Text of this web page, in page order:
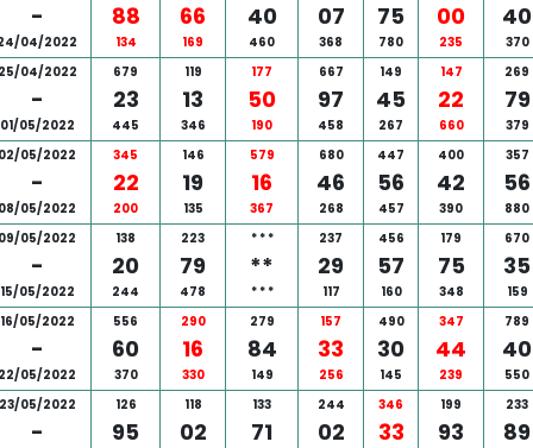
-
04/2022
88
134
66
169
40
460
07
368
75
780
00
235
40
370
04/2022
-
01/05/2022
679
23
445
119
13
346
177
50
190
667
97
458
149
45
267
147
22
660
269
79
379
05/2022
-
05/2022
345
22
200
146
19
135
579
16
367
680
46
268
447
56
457
400
42
390
357
56
880
05/2022
-
15/05/2022
138
20
244
223
79
478
* * *
**
* * *
237
29
117
456
57
160
179
75
348
670
35
159
16/05/2022
-
05/2022
556
60
370
290
16
330
279
84
149
157
33
256
490
30
145
347
44
239
789
40
550
05/2022
-
126
95
118
02
133
71
244
02
346
33
199
93
233
89